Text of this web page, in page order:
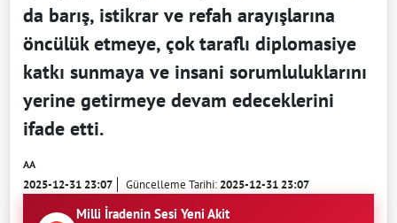
da barış, istikrar ve refah arayışlarına
öncülük etmeye, çok taraflı diplomasiye
katkı sunmaya ve insani sorumluluklarını
yerine getirmeye devam edeceklerini
ifade etti.
AA
2025-12-31 23:07 Güncelleme Tarihi:2025-12-31 23:07
Milli İradenin Sesi Yeni Akit